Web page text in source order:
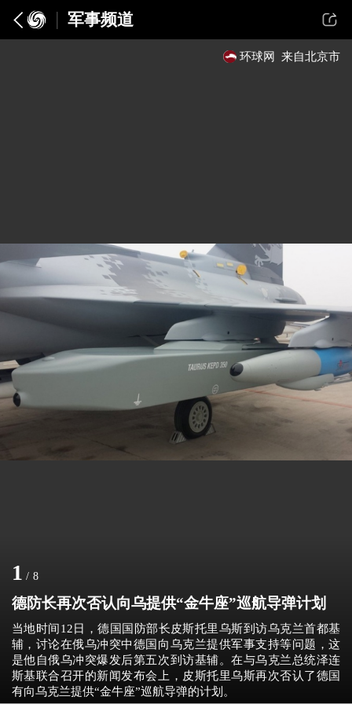
军事频道
环球网 来自北京市
1 / 8
德防长再次否认向乌提供“金牛座”巡航导弹计划
当地时间12日，德国国防部长皮斯托里乌斯到访乌克兰首都基
辅，讨论在俄乌冲突中德国向乌克兰提供军事支持等问题，这
是他自俄乌冲突爆发后第五次到访基辅。在与乌克兰总统泽连
斯基联合召开的新闻发布会上，皮斯托里乌斯再次否认了德国
有向乌克兰提供“金牛座”巡航导弹的计划。